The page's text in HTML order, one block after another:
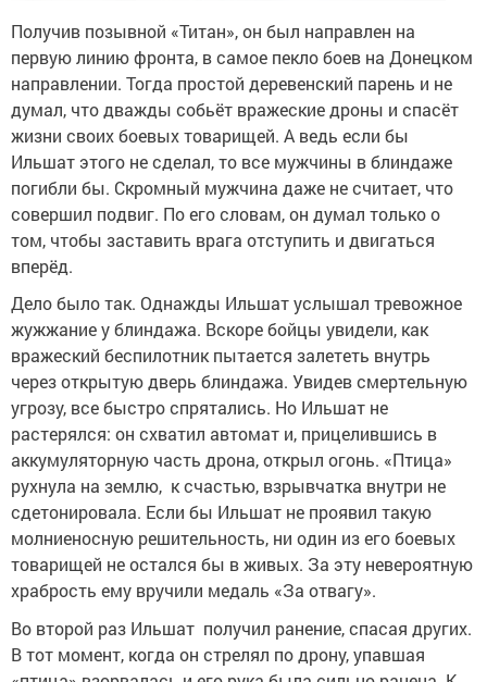
Получив позывной «Титан», он был направлен на
первую линию фронта, в самое пекло боев на Донецком
направлении. Тогда простой деревенский парень и не
думал, что дважды собьёт вражеские дроны и спасёт
жизни своих боевых товарищей. А ведь если бы
Ильшат этого не сделал, то все мужчины в блиндаже
погибли бы. Скромный мужчина даже не считает, что
совершил подвиг. По его словам, он думал только о
том, чтобы заставить врага отступить и двигаться
вперёд.
Дело было так. Однажды Ильшат услышал тревожное
жужжание у блиндажа. Вскоре бойцы увидели, как
вражеский беспилотник пытается залететь внутрь
через открытую дверь блиндажа. Увидев смертельную
угрозу, все быстро спрятались. Но Ильшат не
растерялся: он схватил автомат и, прицелившись в
аккумуляторную часть дрона, открыл огонь. «Птица»
рухнула на землю, к счастью, взрывчатка внутри не
сдетонировала. Если бы Ильшат не проявил такую
молниеносную решительность, ни один из его боевых
товарищей не остался бы в живых. За эту невероятную
храбрость ему вручили медаль «За отвагу».
Во второй раз Ильшат получил ранение, спасая других.
В тот момент, когда он стрелял по дрону, упавшая